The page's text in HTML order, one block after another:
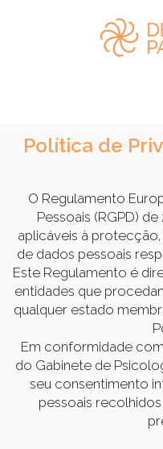
Política de
O Regulamento
Pessoais (RGPD)
aplicáveis à
de dados pessoais
Este Regulamento é
entidades que
qualquer estado
Em conformidade
do Gabinete de
seu consentimento
pessoais